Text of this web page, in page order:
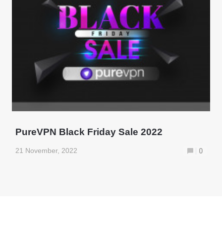
PureVPN Black Friday Sale 2022
21 November, 2022 0